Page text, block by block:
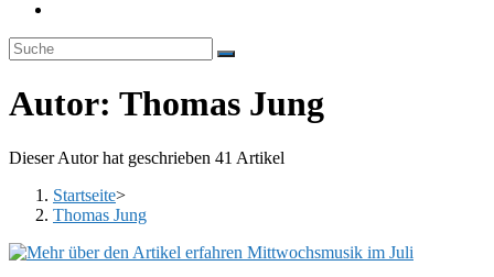
umschalten
Autor: Thomas Jung
Dieser Autor hat geschrieben 41 Artikel
Startseite>
Thomas Jung